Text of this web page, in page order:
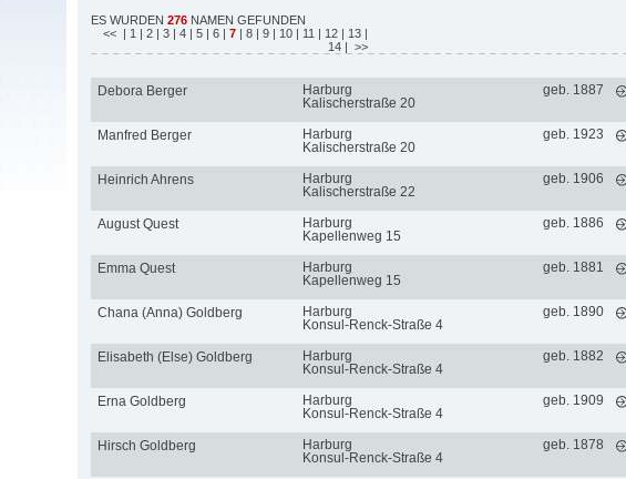
ES WURDEN 276 NAMEN GEFUNDEN
<< | 1 | 2 | 3 | 4 | 5 | 6 | 7 | 8 | 9 | 10 | 11 | 12 | 13 |
14 | >>
Debora Berger
Harburg
Kalischerstraße 20
geb. 1887
Manfred Berger
Harburg
Kalischerstraße 20
geb. 1923
Heinrich Ahrens
Harburg
Kalischerstraße 22
geb. 1906
August Quest
Harburg
Kapellenweg 15
geb. 1886
Emma Quest
Harburg
Kapellenweg 15
geb. 1881
Chana (Anna) Goldberg
Harburg
Konsul-Renck-Straße 4
geb. 1890
Elisabeth (Else) Goldberg
Harburg
Konsul-Renck-Straße 4
geb. 1882
Erna Goldberg
Harburg
Konsul-Renck-Straße 4
geb. 1909
Hirsch Goldberg
Harburg
Konsul-Renck-Straße 4
geb. 1878